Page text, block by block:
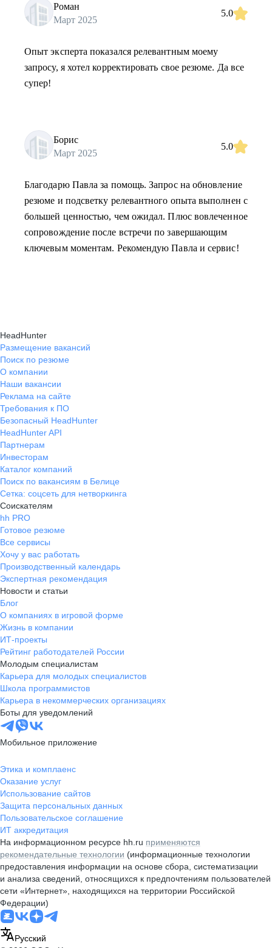
Роман
Март 2025
5.0
Опыт эксперта показался релевантным моему
запросу, я хотел корректировать свое резюме. Да все
супер!
Борис
Март 2025
5.0
Благодарю Павла за помощь. Запрос на обновление
резюме и подсветку релевантного опыта выполнен с
большей ценностью, чем ожидал. Плюс вовлеченное
сопровождение после встречи по завершающим
ключевым моментам. Рекомендую Павла и сервис!
HeadHunter
Размещение вакансий
Поиск по резюме
О компании
Наши вакансии
Реклама на сайте
Требования к ПО
Безопасный HeadHunter
HeadHunter API
Партнерам
Инвесторам
Каталог компаний
Поиск по вакансиям в Белице
Сетка: соцсеть для нетворкинга
Соискателям
hh PRO
Готовое резюме
Все сервисы
Хочу у вас работать
Производственный календарь
Экспертная рекомендация
Новости и статьи
Блог
О компаниях в игровой форме
Жизнь в компании
ИТ-проекты
Рейтинг работодателей России
Молодым специалистам
Карьера для молодых специалистов
Школа программистов
Карьера в некоммерческих организациях
Боты для уведомлений
Мобильное приложение
Этика и комплаенс
Оказание услуг
Использование сайтов
Защита персональных данных
Пользовательское соглашение
ИТ аккредитация
На информационном ресурсе hh.ru применяются
рекомендательные технологии (информационные технологии
предоставления информации на основе сбора, систематизации
и анализа сведений, относящихся к предпочтениям пользователей
сети «Интернет», находящихся на территории Российской
Федерации)
Русский